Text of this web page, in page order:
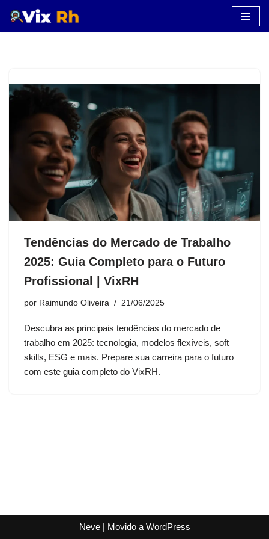
Pular
Tendências do Mercado de Trabalho
2025: Guia Completo para o Futuro
Profissional | VixRH
por Raimundo Oliveira 21/06/2025
Descubra as principais tendências do mercado de
trabalho em 2025: tecnologia, modelos flexíveis, soft
skills, ESG e mais. Prepare sua carreira para o futuro
com este guia completo do VixRH.
Neve| Movido a WordPress